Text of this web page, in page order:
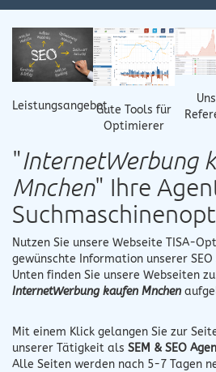
LeistungsangebotGute Tools für
Optimierer
"InternetWerbung
Mnchen" Ihre
Nutzen Sie unsere Webseite TISA-
gewünschte Information unserer
Unten finden Sie unsere Webseiten
InternetWerbung kaufen Mnchen
Mit einem Klick gelangen Sie zur
unserer Tätigkeit als SEM & SEO
Alle Seiten werden nach 5-7 Tagen